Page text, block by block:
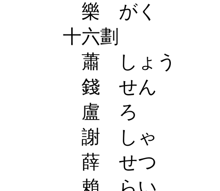
樂 がく
十六劃
蕭 しょう
錢 せん
盧 ろ
謝 しゃ
薛 せつ